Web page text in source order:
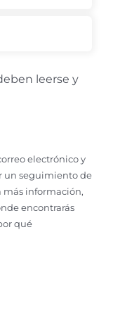
leerse y
electrónico y
un seguimiento de
más información,
encontrarás
qué